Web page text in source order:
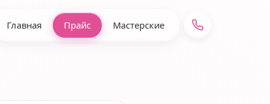
Главная Прайс Мастерские